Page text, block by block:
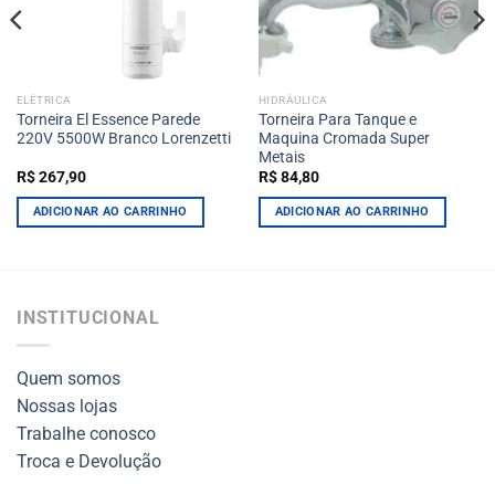
ELÉTRICA
Torneira El Essence Parede
220V 5500W Branco Lorenzetti
R$267,90
ADICIONAR AO CARRINHO
HIDRÁULICA
Torneira Para Tanque e
Maquina Cromada Super
Metais
R$84,80
ADICIONAR AO CARRINHO
INSTITUCIONAL
Quem somos
Nossas lojas
Trabalhe conosco
Troca e Devolução